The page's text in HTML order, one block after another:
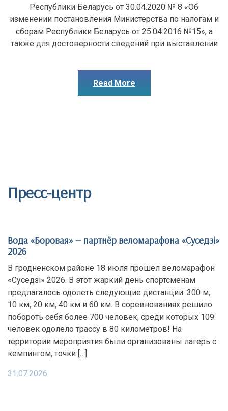
Республики Беларусь от 30.04.2020 № 8 «Об
изменении постановления Министерства по налогам и
сборам Республики Беларусь от 25.04.2016 №15», а
также для достоверности сведений при выставлении
Read More
Пресс-центр
Вода «Боровая» — партнёр веломарафона «Суседзi»
2026
В гродненском районе 18 июля прошёл веломарафон
«Суседзi» 2026. В этот жаркий день спортсменам
предлагалось одолеть следующие дистанции: 300 м,
10 км, 20 км, 40 км и 60 км. В соревнованиях решило
побороть себя более 700 человек, среди которых 109
человек одолело трассу в 80 километров! На
территории мероприятия были организованы лагерь с
кемпингом, точки […]
31.07.2026